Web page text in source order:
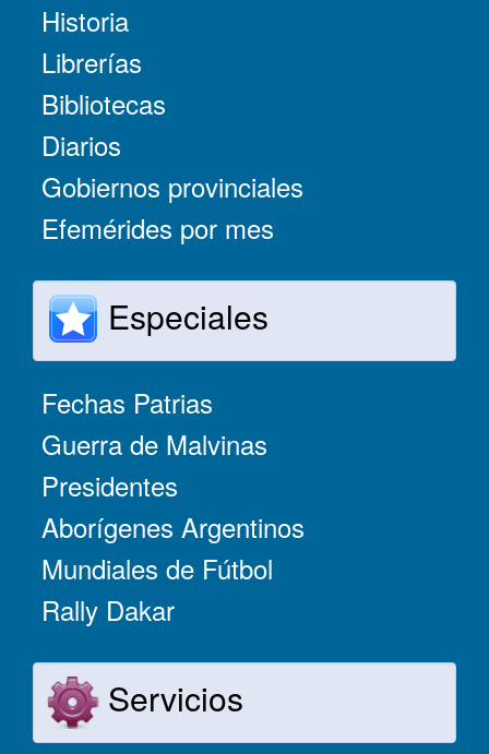
Historia
Librerías
Bibliotecas
Diarios
Gobiernos provinciales
Efemérides por mes
Especiales
Fechas Patrias
Guerra de Malvinas
Presidentes
Aborígenes Argentinos
Mundiales de Fútbol
Rally Dakar
Servicios